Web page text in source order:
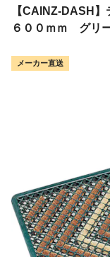
【CAINZ-DASH
６００ｍｍ グリ
メーカー直送